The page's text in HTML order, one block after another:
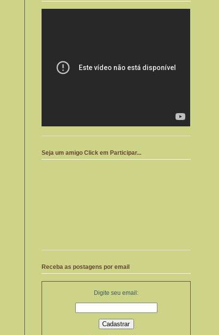
Seja um amigo Click em Participar...
Receba as postagens por email
Digite seu email: